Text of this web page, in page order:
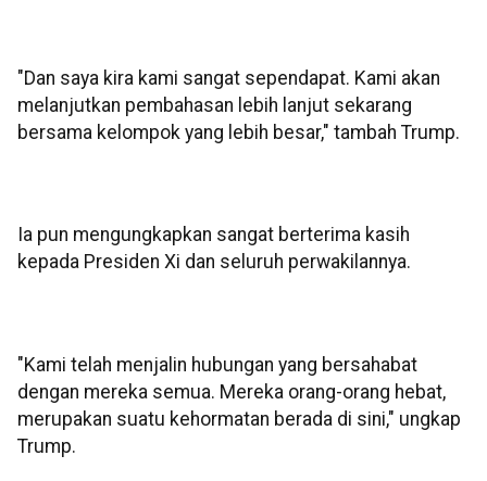
"Dan saya kira kami sangat sependapat. Kami akan
melanjutkan pembahasan lebih lanjut sekarang
bersama kelompok yang lebih besar," tambah Trump.
Ia pun mengungkapkan sangat berterima kasih
kepada Presiden Xi dan seluruh perwakilannya.
"Kami telah menjalin hubungan yang bersahabat
dengan mereka semua. Mereka orang-orang hebat,
merupakan suatu kehormatan berada di sini," ungkap
Trump.